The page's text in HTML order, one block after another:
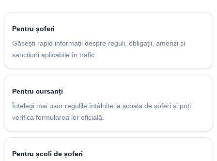
Pentru șoferi
Găsești rapid informații despre reguli, obligații, amenzi și
sancțiuni aplicabile în trafic.
Pentru cursanți
Înțelegi mai ușor regulile întâlnite la școala de șoferi și poți
verifica formularea lor oficială.
Pentru școli de șoferi